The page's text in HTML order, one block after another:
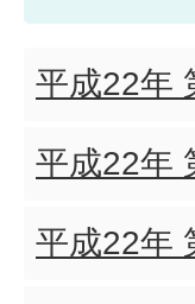
平成22年
平成22年
平成22年